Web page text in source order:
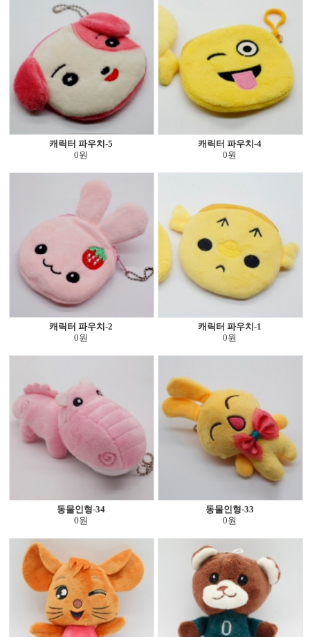
캐릭터 파우치-5
0원
캐릭터 파우치-4
0원
캐릭터 파우치-2
0원
캐릭터 파우치-1
0원
동물인형-34
0원
동물인형-33
0원